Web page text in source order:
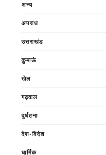
अन्य
अपराध
उत्तराखंड
कुमाऊं
खेल
गढ़वाल
दुर्घटना
देश-विदेश
धार्मिक